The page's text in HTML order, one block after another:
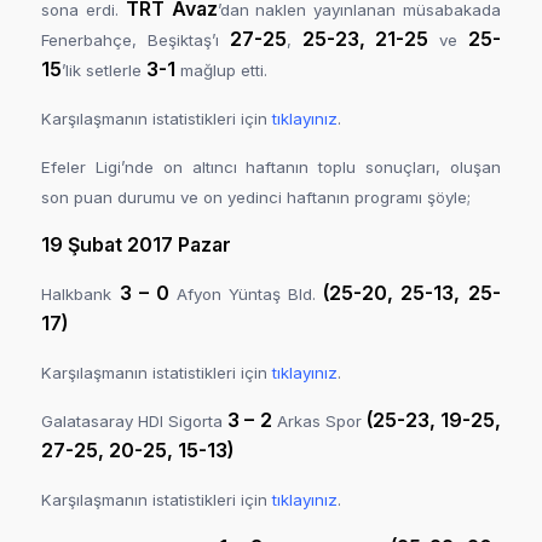
sona erdi. TRT Avaz’dan naklen yayınlanan müsabakada
Fenerbahçe, Beşiktaş’ı 27-25, 25-23, 21-25 ve 25-
15’lik setlerle 3-1 mağlup etti.
Karşılaşmanın istatistikleri içintıklayınız.
Efeler Ligi’nde on altıncı haftanın toplu sonuçları, oluşan
son puan durumu ve on yedinci haftanın programı şöyle;
19 Şubat 2017 Pazar
Halkbank 3 – 0 Afyon Yüntaş Bld. (25-20, 25-13, 25-
17)
Karşılaşmanın istatistikleri içintıklayınız.
Galatasaray HDI Sigorta 3 – 2 Arkas Spor (25-23, 19-25,
27-25, 20-25, 15-13)
Karşılaşmanın istatistikleri içintıklayınız.